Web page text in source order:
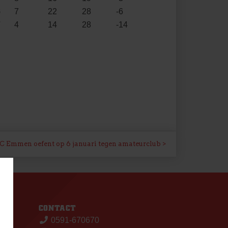
7 22 28
-6
4 14 28 -14
Emmen oefent op 6 januari tegen amateurclub
CONTACT
0591-670670